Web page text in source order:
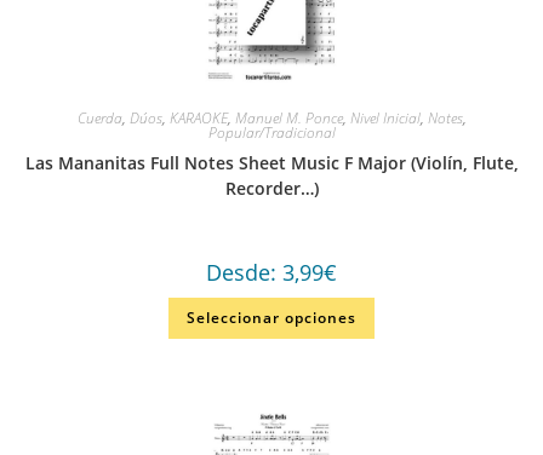
Cuerda, Dúos, KARAOKE, Manuel M. Ponce, Nivel Inicial, Notes,
Popular/Tradicional
Las Mananitas Full Notes Sheet Music F Major (Violín, Flute,
Recorder…)
Desde: 3,99€
Seleccionar opciones